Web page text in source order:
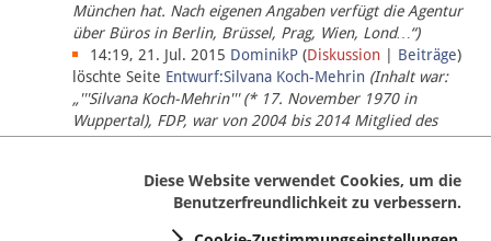
München hat. Nach eigenen Angaben verfügt die Agentur
über Büros in Berlin, Brüssel, Prag, Wien, Lond…“)
14:19, 21. Jul. 2015 DominikP (Diskussion Beiträge)
löschte Seite Entwurf:Silvana Koch-Mehrin (Inhalt war:
„'''Silvana Koch-Mehrin''' (* 17. November 1970 in
Wuppertal), FDP, war von 2004 bis 2014 Mitglied des
Europäischen Parlaments, seit November 2014 ist sie für
Diese Website verwendet Cookies, um die
Benutzerfreundlichkeit zu verbessern.